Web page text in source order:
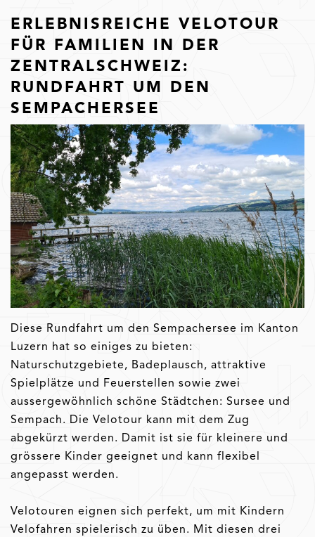
ERLEBNISREICHE VELOTOUR
FÜR FAMILIEN IN DER
ZENTRALSCHWEIZ:
RUNDFAHRT UM DEN
SEMPACHERSEE
Diese Rundfahrt um den Sempachersee im Kanton
Luzern hat so einiges zu bieten:
Naturschutzgebiete, Badeplausch, attraktive
Spielplätze und Feuerstellen sowie zwei
aussergewöhnlich schöne Städtchen: Sursee und
Sempach. Die Velotour kann mit dem Zug
abgekürzt werden. Damit ist sie für kleinere und
grössere Kinder geeignet und kann flexibel
angepasst werden.
Velotouren eignen sich perfekt, um mit Kindern
Velofahren spielerisch zu üben. Mit diesen drei